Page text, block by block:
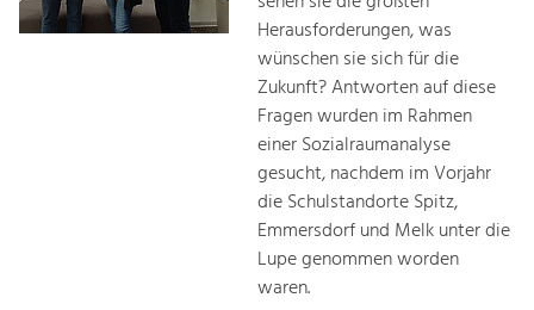
Herausforderungen, was
wünschen sie sich für die
Zukunft? Antworten auf diese
Fragen wurden im Rahmen
einer Sozialraumanalyse
gesucht, nachdem im Vorjahr
die Schulstandorte Spitz,
Emmersdorf und Melk unter die
Lupe genommen worden
waren.